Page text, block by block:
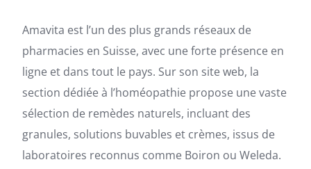
Amavita est l’un des plus grands réseaux de
pharmacies en Suisse, avec une forte présence en
ligne et dans tout le pays. Sur son site web, la
section dédiée à l’homéopathie propose une vaste
sélection de remèdes naturels, incluant des
granules, solutions buvables et crèmes, issus de
laboratoires reconnus comme Boiron ou Weleda.